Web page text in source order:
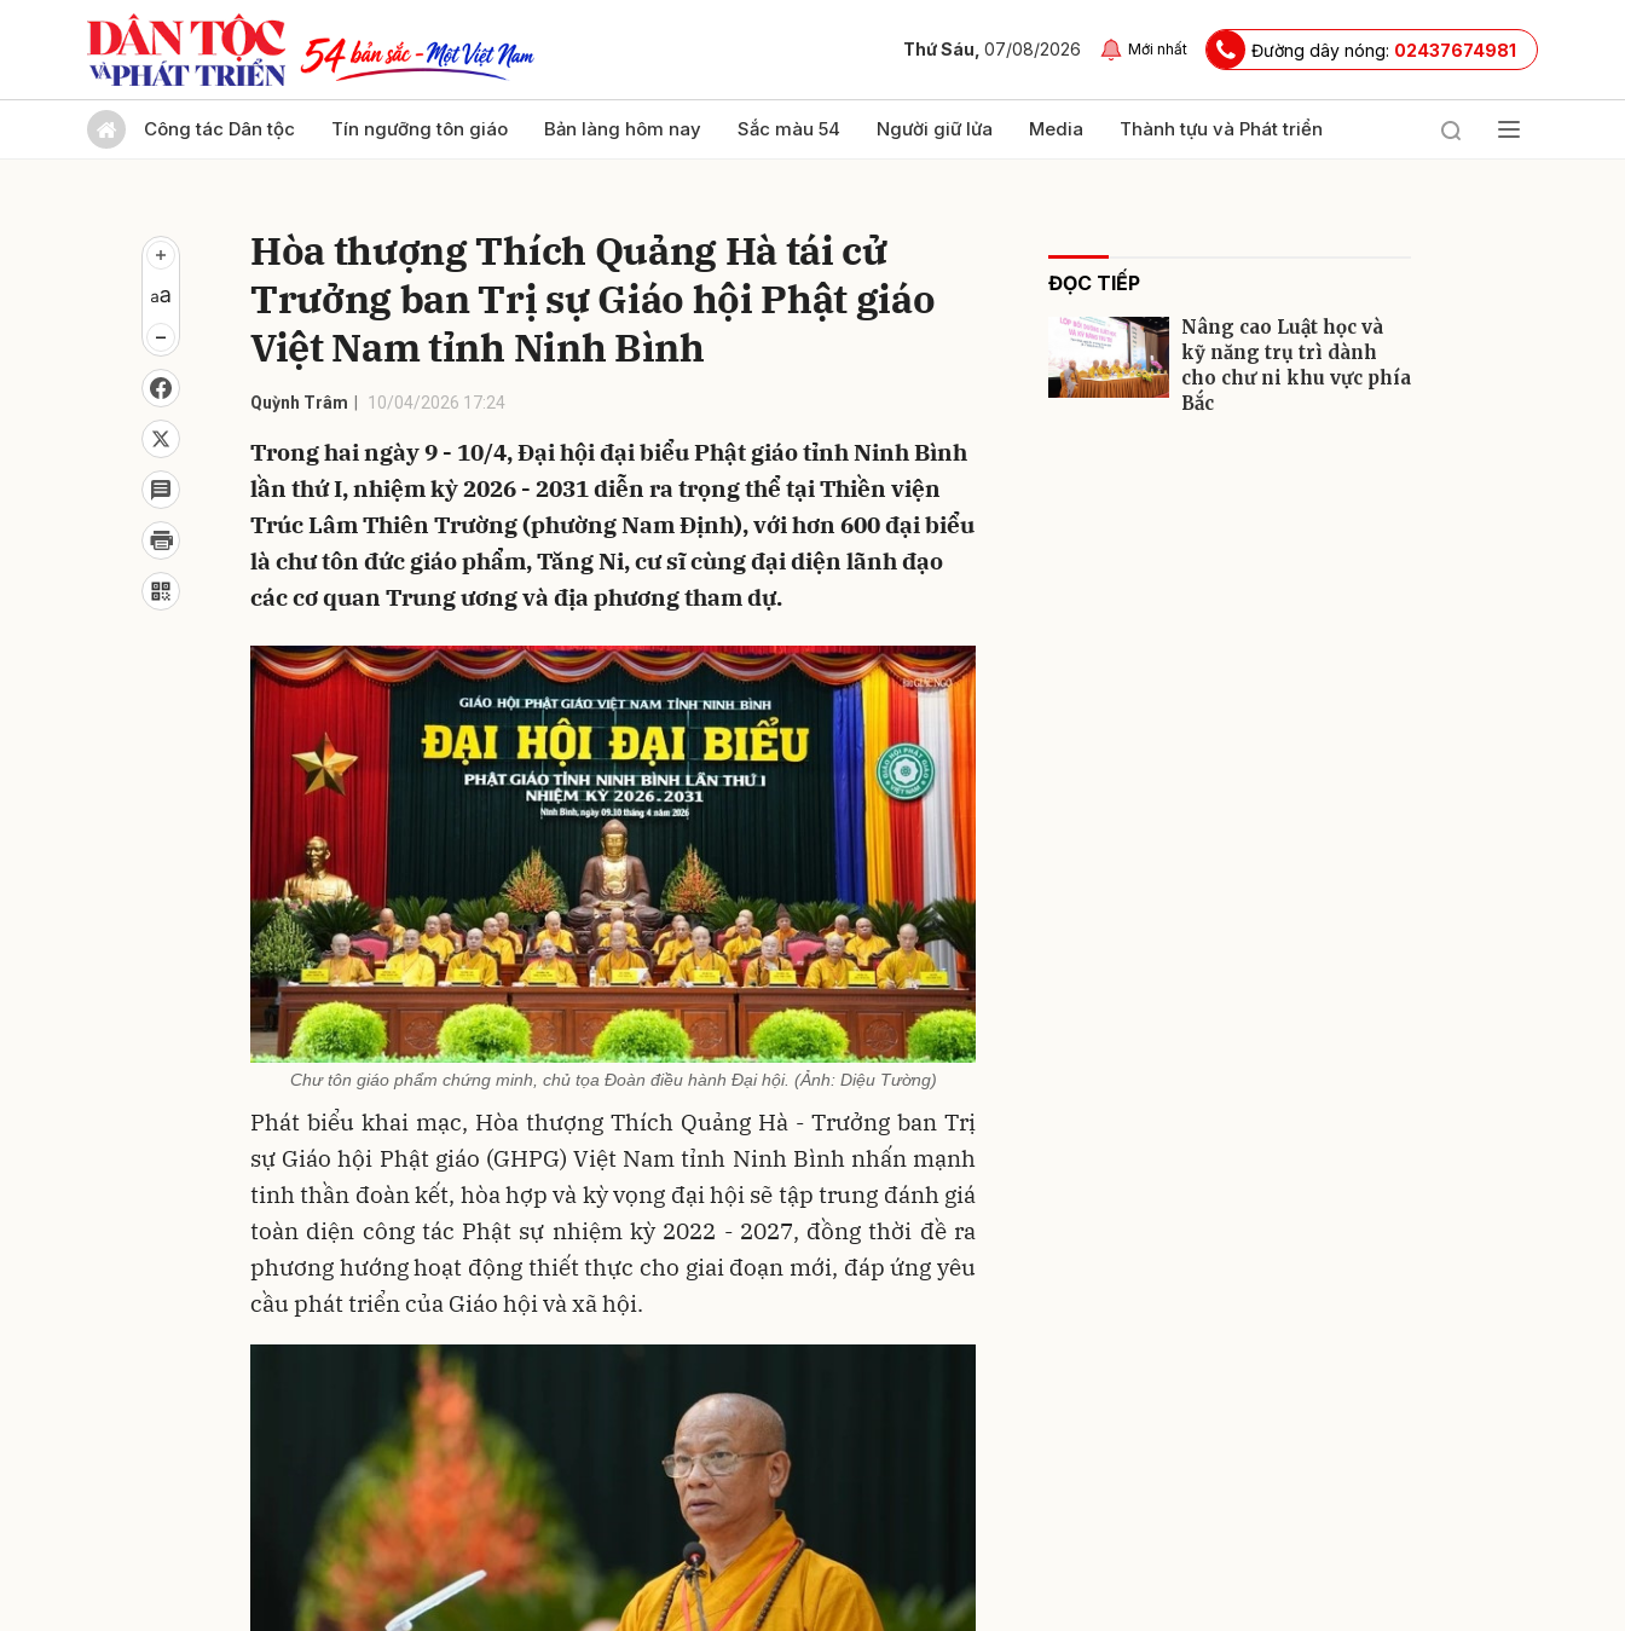
Thứ Sáu, 07/08/2026 Mới nhất Đường dây nóng: 02437674981
Công tác Dân tộc Tín ngưỡng tôn giáo Bản làng hôm nay Sắc màu 54 Người giữ lửa Media Thành tựu và Phát triển
Hòa thượng Thích Quảng Hà tái cử
Trưởng ban Trị sự Giáo hội Phật giáo
Việt Nam tỉnh Ninh Bình
Quỳnh Trâm 10/04/2026 17:24
Trong hai ngày 9 - 10/4, Đại hội đại biểu Phật giáo tỉnh Ninh Bình
lần thứ I, nhiệm kỳ 2026 - 2031 diễn ra trọng thể tại Thiền viện
Trúc Lâm Thiên Trường (phường Nam Định), với hơn 600 đại biểu
là chư tôn đức giáo phẩm, Tăng Ni, cư sĩ cùng đại diện lãnh đạo
các cơ quan Trung ương và địa phương tham dự.
Chư tôn giáo phẩm chứng minh, chủ tọa Đoàn điều hành Đại hội. (Ảnh: Diệu Tường)
Phát biểu khai mạc, Hòa thượng Thích Quảng Hà - Trưởng ban Trị
sự Giáo hội Phật giáo (GHPG) Việt Namtỉnh Ninh Bình nhấn mạnh
tinh thần đoàn kết, hòa hợp và kỳ vọng đại hội sẽ tập trung đánh giá
toàn diện công tác Phật sự nhiệm kỳ 2022 - 2027, đồng thời đề ra
phương hướng hoạt động thiết thực cho giai đoạn mới, đáp ứng yêu
cầu phát triển của Giáo hội và xã hội.
ĐỌC TIẾP
Nâng cao Luật học và
kỹ năng trụ trì dành
cho chư ni khu vực phía
Bắc
Gửi bình luận
Gửi